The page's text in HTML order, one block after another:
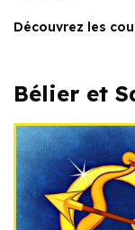
Découvrez les
Bélier et